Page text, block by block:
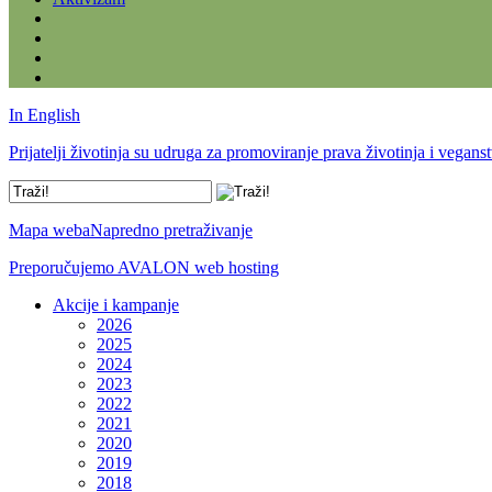
In English
Prijatelji životinja su udruga za promoviranje prava životinja i
Mapa webaNapredno pretraživanje
Preporučujemo AVALON web hosting
Akcije i kampanje
2026
2025
2024
2023
2022
2021
2020
2019
2018